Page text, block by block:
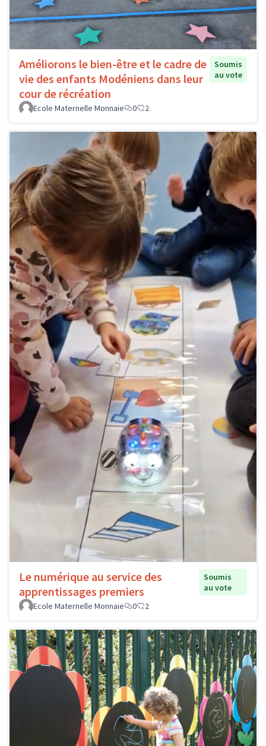
Améliorons le bien-être et le cadre de
vie des enfants Modéniens dans leur
cour de récréation
Soumis
au vote
Ecole Maternelle Monnaie 0 2
Le numérique au service des
apprentissages premiers
Soumis
au vote
Ecole Maternelle Monnaie
0 2